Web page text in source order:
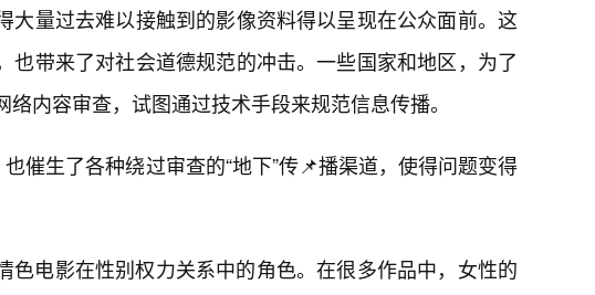
大量过去难以接触到的影像资料得以呈现在公众面前。这
也带来了对社会道德规范的冲击。一些国家和地区，为了
内容审查，试图通过技术手段来规范信息传播。
催生了各种绕过审查的“地下”传📌播渠道，使得问题变得
色电影在性别权力关系中的角色。在很多作品中，女性的